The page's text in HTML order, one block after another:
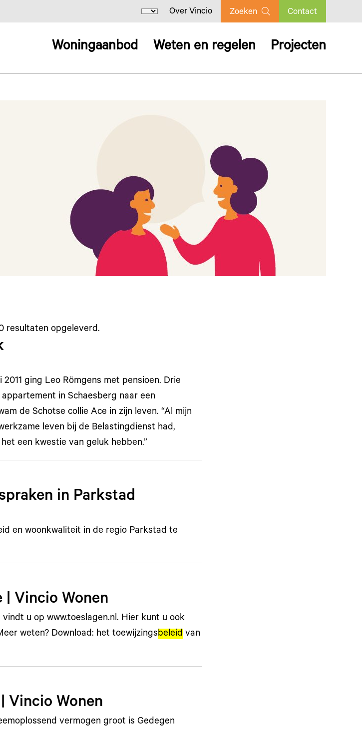
Over Vincio Zoeken Contact
Woningaanbod Weten en regelen Projecten
resultaten opgeleverd.
ging Leo Römgens met pensioen. Drie
in Schaesberg naar een
de Schotse collie Ace in zijn leven. “Al mijn
leven bij de Belastingdienst had,
een kwestie van geluk hebben.”
in Parkstad
en woonkwaliteit in de regio Parkstad te
| Vincio Wonen
u op www.toeslagen.nl. Hier kunt u ook
weten? Download: het toewijzingsbeleid van
Vincio Wonen
vermogen groot is Gedegen